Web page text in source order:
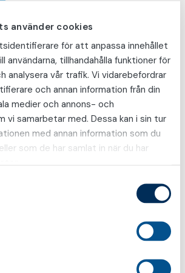
använder cookies
för att anpassa innehållet
användarna, tillhandahålla funktioner för
analysera vår trafik. Vi vidarebefordrar
och annan information från din
medier och annons- och
vi samarbetar med. Dessa kan i sin tur
med annan information som du
som de har samlat in när du har
och
med
vårdavtal och ett sk
med Region Dalarna. Det
patient kan söka till oss via
vårdcentral alternativ via
patientavgift eller så använder
läkare